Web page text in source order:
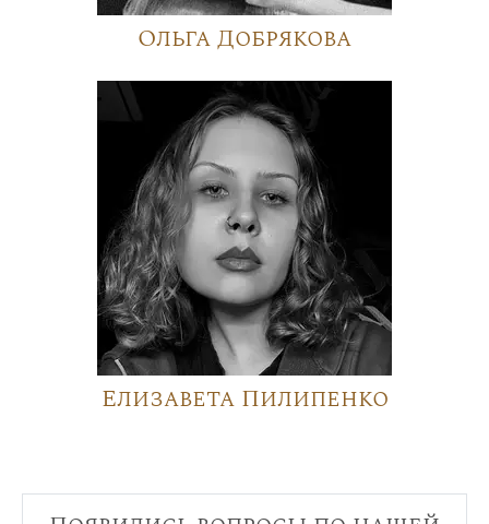
Ольга Добрякова
Елизавета Пилипенко